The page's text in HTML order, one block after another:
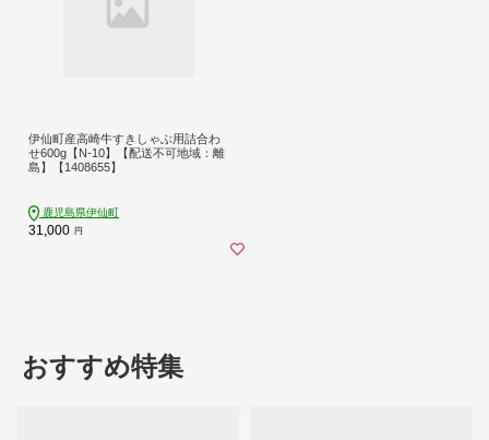
伊仙町産高崎牛すきしゃぶ用詰合わ
せ600g【N-10】【配送不可地域：離
島】【1408655】
鹿児島県伊仙町
31,000 円
おすすめ特集